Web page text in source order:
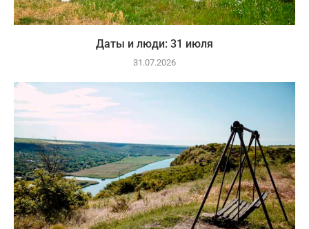
Даты и люди: 31 июля
31.07.2026